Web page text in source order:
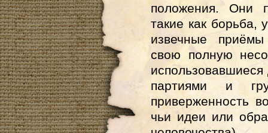
положения. Они
такие как борьба,
извечные
свою полную
партиями и
приверженность
чьи идеи или